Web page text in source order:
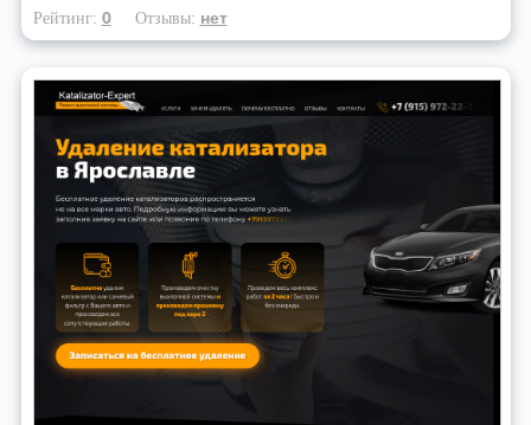
Рейтинг: 0 Отзывы: нет